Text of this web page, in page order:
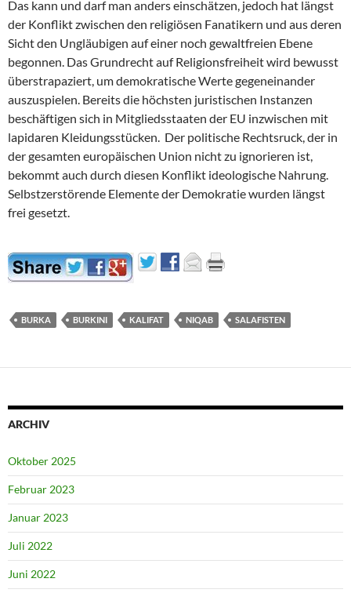
Das kann und darf man anders einschätzen, jedoch hat längst
der Konflikt zwischen den religiösen Fanatikern und aus deren
Sicht den Ungläubigen auf einer noch gewaltfreien Ebene
begonnen. Das Grundrecht auf Religionsfreiheit wird bewusst
überstrapaziert, um demokratische Werte gegeneinander
auszuspielen. Bereits die höchsten juristischen Instanzen
beschäftigen sich in Mitgliedsstaaten der EU inzwischen mit
lapidaren Kleidungsstücken. Der politische Rechtsruck, der in
der gesamten europäischen Union nicht zu ignorieren ist,
bekommt auch durch diesen Konflikt ideologische Nahrung.
Selbstzerstörende Elemente der Demokratie wurden längst
frei gesetzt.
BURKA BURKINI KALIFAT NIQAB SALAFISTEN
ARCHIV
Oktober 2025
Februar 2023
Januar 2023
Juli 2022
Juni 2022